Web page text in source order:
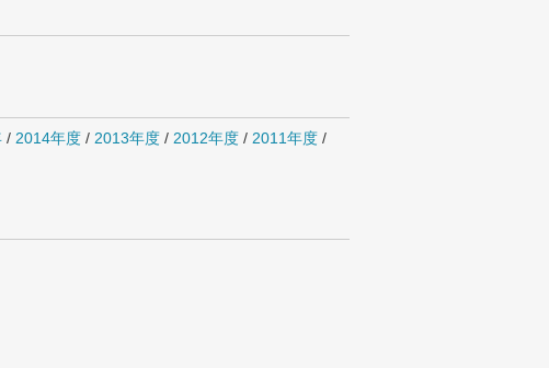
/ 2014年度 / 2013年度 / 2012年度 / 2011年度 /